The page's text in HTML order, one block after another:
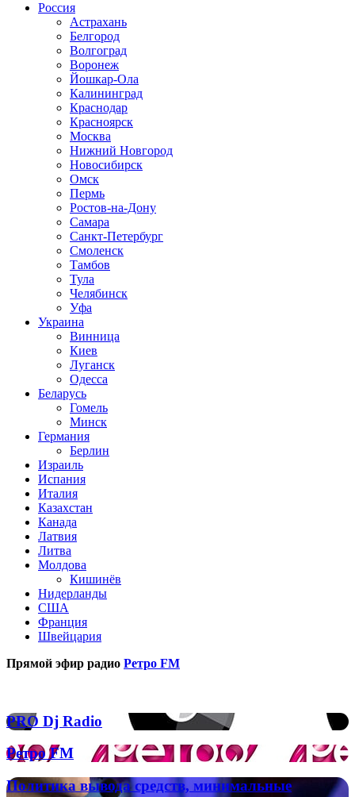
Россия
Астрахань
Белгород
Волгоград
Воронеж
Йошкар-Ола
Калининград
Краснодар
Красноярск
Москва
Нижний Новгород
Новосибирск
Омск
Пермь
Ростов-на-Дону
Самара
Санкт-Петербург
Смоленск
Тамбов
Тула
Челябинск
Уфа
Украина
Винница
Киев
Луганск
Одесса
Беларусь
Гомель
Минск
Германия
Берлин
Израиль
Испания
Италия
Казахстан
Канада
Латвия
Литва
Молдова
Кишинёв
Нидерланды
США
Франция
Швейцария
Прямой эфир радио Ретро FM
PRO
Dj
Radio
PRO Dj Radio
Ретро
FM
Ретро FM
Политика
Политика вывода средств, минимальные